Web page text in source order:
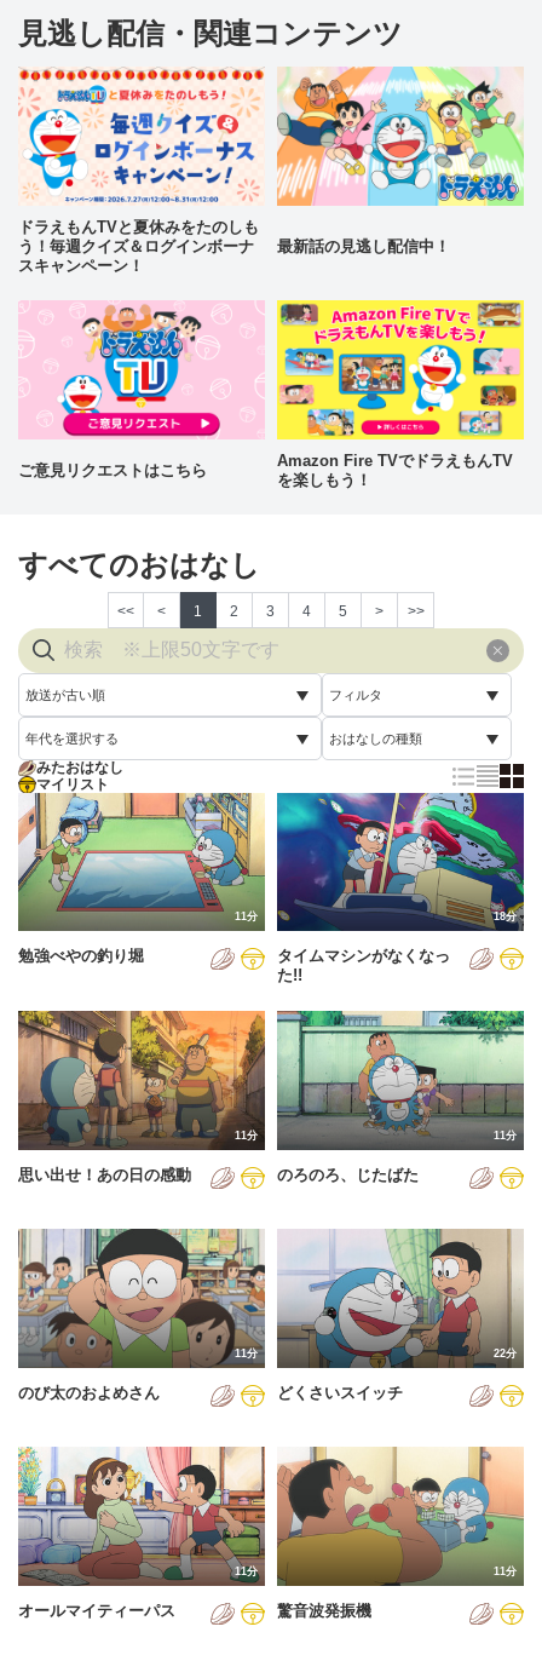
見逃し配信・関連コンテンツ
ドラえもんTVと夏休みをたのしも
う！毎週クイズ＆ログインボーナ
スキャンペーン！
最新話の見逃し配信中！
ご意見リクエストはこちら
Amazon Fire TVでドラえもんTV
を楽しもう！
すべてのおはなし
<< < 1 2 3 4 5 > >>
放送が古い順
放送が古い順
放送が新しい順
配信が古い順
配信が新しい順
あいうえお順(降順)
動画が長い順
動画が短い順
フィルタ
すべて
未視聴
年代を選択する
すべて
2005年
2006年
2007年
2008年
2011年
2012年
2013年
2014年
2015年
2016年
2017年
2019年
2020年
2021年
2022年
おはなしの種類
通常回
誕生日スペシャル
みたおはなし
マイリスト
11分
勉強べやの釣り堀
18分
タイムマシンがなくなっ
た!!
11分
思い出せ！あの日の感動
11分
のろのろ、じたばた
11分
のび太のおよめさん
22分
どくさいスイッチ
11分
オールマイティーパス
11分
驚音波発振機